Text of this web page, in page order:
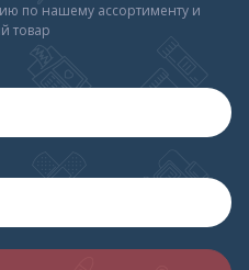
по нашему ассортименту и
товар